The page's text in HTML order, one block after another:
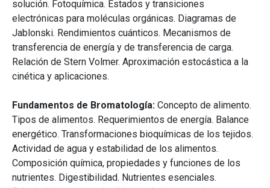
solución. Fotoquímica. Estados y transiciones
electrónicas para moléculas orgánicas. Diagramas de
Jablonski. Rendimientos cuánticos. Mecanismos de
transferencia de energía y de transferencia de carga.
Relación de Stern Volmer. Aproximación estocástica a la
cinética y aplicaciones.
Fundamentos de Bromatología: Concepto de alimento.
Tipos de alimentos. Requerimientos de energía. Balance
energético. Transformaciones bioquímicas de los tejidos.
Actividad de agua y estabilidad de los alimentos.
Composición química, propiedades y funciones de los
nutrientes. Digestibilidad. Nutrientes esenciales.